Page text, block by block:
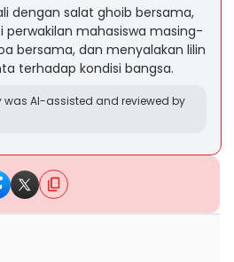
dengan salat ghoib bersama,
perwakilan mahasiswa masing-
bersama, dan menyalakan lilin
terhadap kondisi bangsa.
AI-assisted and reviewed by